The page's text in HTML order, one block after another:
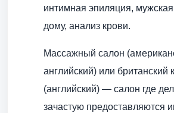
интимная эпиляция,
дому, анализ крови.
Массажный салон
английский) или британский
(английский) — салон где
зачастую предоставляются